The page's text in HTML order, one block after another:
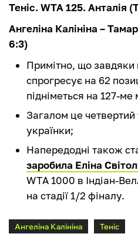
Теніс. WTA 125. Анталія
Ангеліна Калініна –
6:3)
Примітно, що завдяки
спрогресує на 62
підніметься на 127-ме
Загалом це четвертий
українки;
Напередодні також
заробила Еліна
WTA 1000 в Індіан-
на стадії 1/2 фіналу.
Ангеліна Калініна Теніс